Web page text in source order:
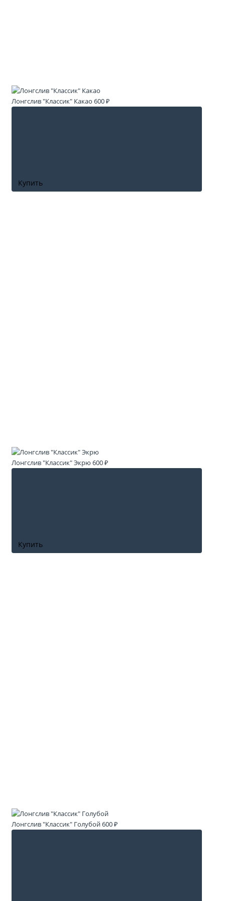
Лонгслив "Классик" Какао 600 ₽
Купить
Лонгслив "Классик" Экрю 600 ₽
Купить
Лонгслив "Классик" Голубой600 ₽